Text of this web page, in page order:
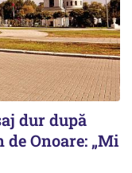
dur după
Onoare: „Mi